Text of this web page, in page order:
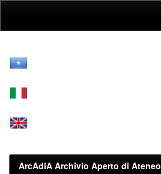
ArcAdiA Archivio Aperto di Ateneo